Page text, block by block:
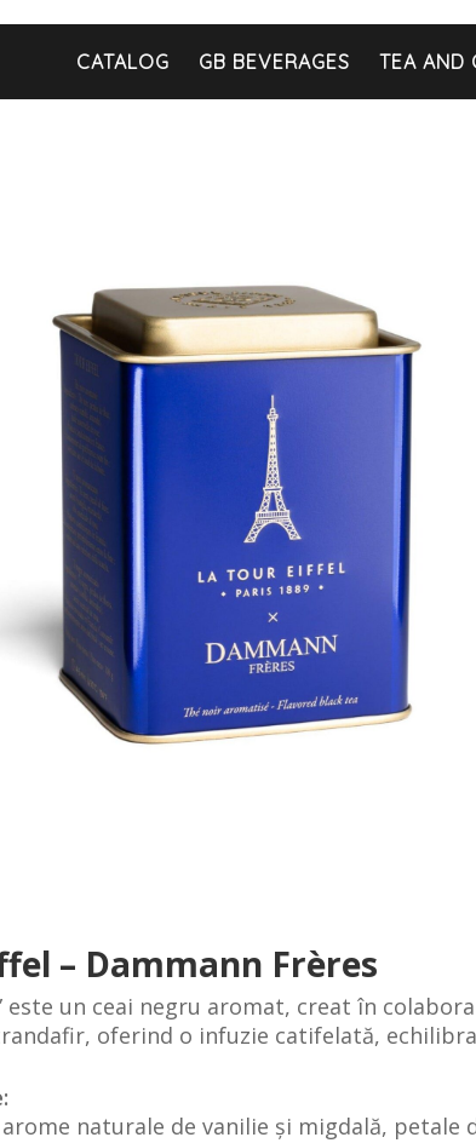
CATALOG GB BEVERAGES TEA AND
– Dammann Frères
este un ceai negru aromat, creat în
oferind o infuzie catifelată,
arome naturale de vanilie și migdală,